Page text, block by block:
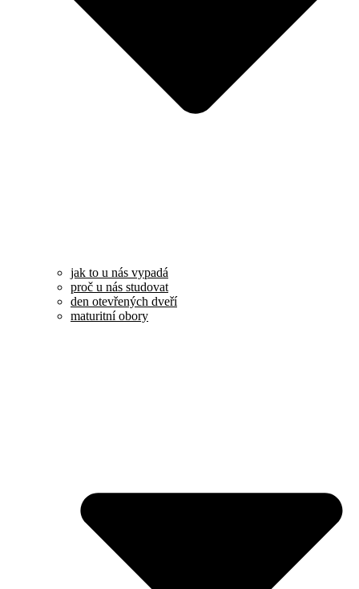
jak to u nás vypadá
proč u nás studovat
den otevřených dveří
maturitní obory